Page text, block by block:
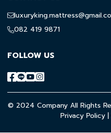
082 419 9871
FOLLOW US
© 2024 Company All Rights
Privacy Policy |